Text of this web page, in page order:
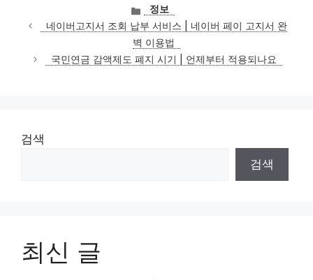
카
테
고
리
정보
네이버고지서 조회 납부 서비스 | 네이버 페이 고지서 완
벽 이용법
국민연금 감액제도 폐지 시기 | 언제부터 적용되나요
검색
검색
최신 글